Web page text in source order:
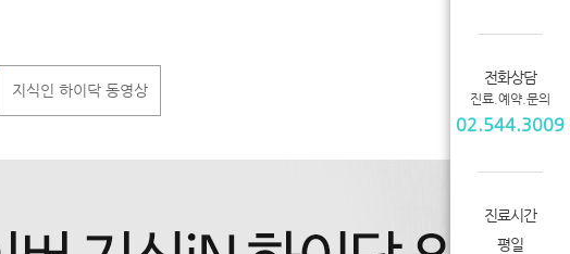
전화상담
진료.예약.문의
02.544.3009
진료시간
평일
지식인 하이닥 동영상